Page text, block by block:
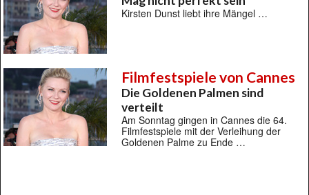
Kirsten Dunst liebt ihre Mängel …
Filmfestspiele von Cannes
Die Goldenen Palmen sind
verteilt
Am Sonntag gingen in Cannes die 64.
Filmfestspiele mit der Verleihung der
Goldenen Palme zu Ende …